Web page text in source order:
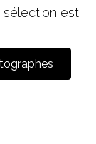
sélection est